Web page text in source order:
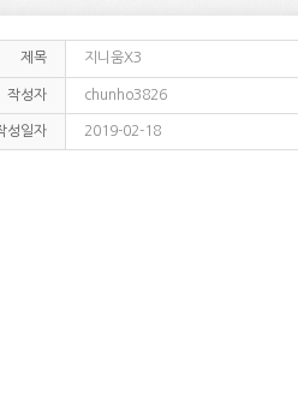
제목 지니움X3
작성자 chunho3826
성일자 2019-02-18